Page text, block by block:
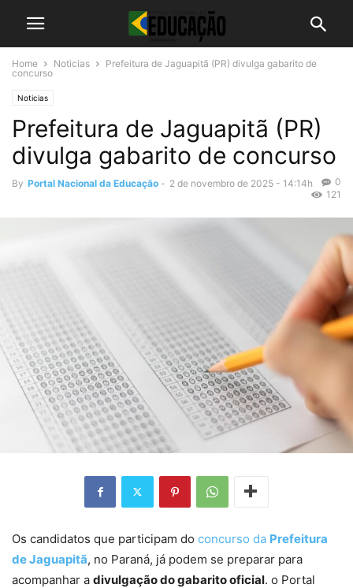
Home Noticias
Prefeitura de Jaguapitã (PR) divulga gabarito de
concurso
Noticias
Prefeitura de Jaguapitã (PR)
divulga gabarito de concurso
By Portal Nacional da Educação - 2 de novembro de 2025 - 14:14h
0
121
Os candidatos que participam do concurso da Prefeitura
de Jaguapitã, no Paraná, já podem se preparar para
acompanhar a divulgação do gabarito oficial. o Portal